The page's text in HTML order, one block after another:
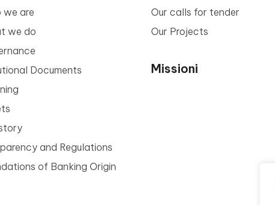
we are
we do
Documents
and Regulations
of Banking Origin
Our calls for tender
Our Projects
Missioni